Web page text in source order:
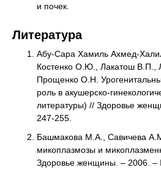
и почек.
Литература
Абу-Сара Хамиль Ахмед-
Костенко О.Ю., Лакатош В.П.,
Прощенко О.Н.
роль в акушерско-
литературы) // Здоровье
247-255.
Башмакова М.А., Савичева
микоплазмозы и
Здоровье женщины. – 2006.